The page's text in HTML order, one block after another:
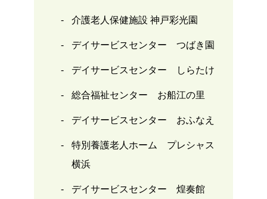
介護老人保健施設 神戸彩光園
デイサービスセンター つばき園
デイサービスセンター しらたけ
総合福祉センター お船江の里
デイサービスセンター おふなえ
特別養護老人ホーム プレシャス
横浜
デイサービスセンター 煌奏館